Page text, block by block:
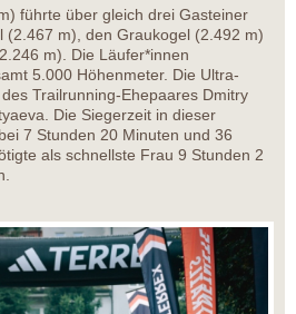
führte über gleich drei Gasteiner
(2.467 m), den Graukogel (2.492 m)
m). Die Läufer*innen
5.000 Höhenmeter. Die Ultra-
Trailrunning-Ehepaares Dmitry
Die Siegerzeit in dieser
7 Stunden 20 Minuten und 36
als schnellste Frau 9 Stunden 2